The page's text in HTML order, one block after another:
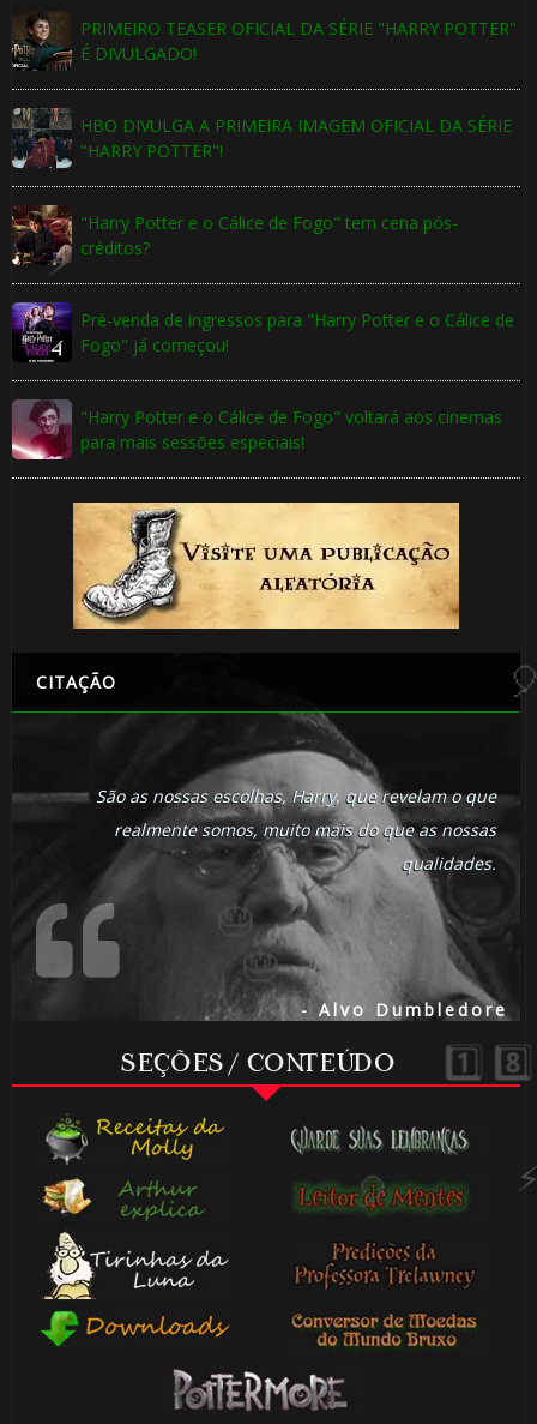
PRIMEIRO TEASER OFICIAL DA SÉRIE "HARRY POTTER"
É DIVULGADO!
HBO DIVULGA A PRIMEIRA IMAGEM OFICIAL DA SÉRIE
"HARRY POTTER"!
"Harry Potter e o Cálice de Fogo" tem cena pós-
créditos?
Pré-venda de ingressos para "Harry Potter e o Cálice de
Fogo" já começou!
"Harry Potter e o Cálice de Fogo" voltará aos cinemas
para mais sessões especiais!
CITAÇÃO
São as nossas escolhas, Harry, que revelam o que
realmente somos, muito mais do que as nossas
qualidades.
- Alvo Dumbledore
SEÇÕES / CONTEÚDO
1️⃣ 8️⃣
1️⃣ 8️⃣
🎈
🎂